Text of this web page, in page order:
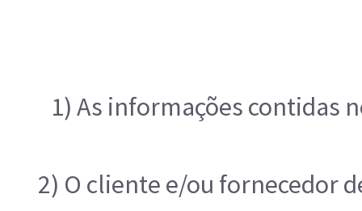
1) As informações contidas
2) O cliente e/ou fornecedor